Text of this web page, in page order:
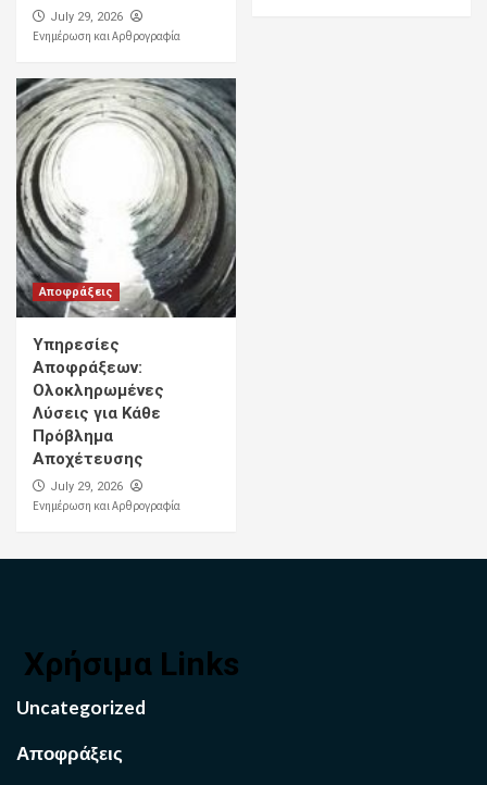
July 29, 2026
Ενημέρωση και Αρθρογραφία
Αποφράξεις
Υπηρεσίες
Αποφράξεων:
Ολοκληρωμένες
Λύσεις για Κάθε
Πρόβλημα
Αποχέτευσης
July 29, 2026
Ενημέρωση και Αρθρογραφία
Χρήσιμα Links
Uncategorized
Αποφράξεις